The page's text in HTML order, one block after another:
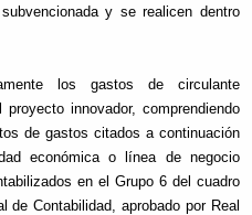
y se realicen dentro
los gastos de circulante
innovador, comprendiendo
de gastos citados a continuación
económica o línea de negocio
en el Grupo 6 del cuadro
de Contabilidad, aprobado por Real